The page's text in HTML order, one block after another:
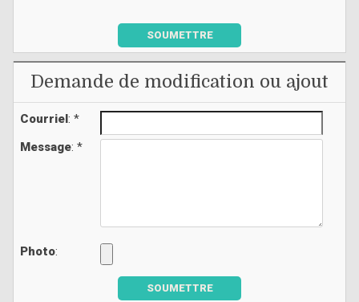
SOUMETTRE
Demande de modification ou ajout
Courriel: *
Message: *
Photo:
SOUMETTRE